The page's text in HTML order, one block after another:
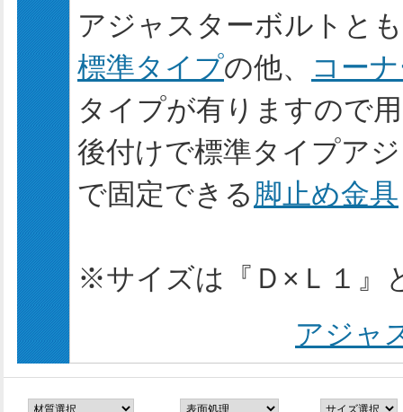
アジャスターボルトと
標準タイプの他、
コー
タイプが有りますので
後付けで標準タイプア
で固定できる脚止め金具
※サイズは『Ｄ×Ｌ１』
アジャ